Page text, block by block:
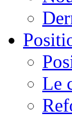
Le